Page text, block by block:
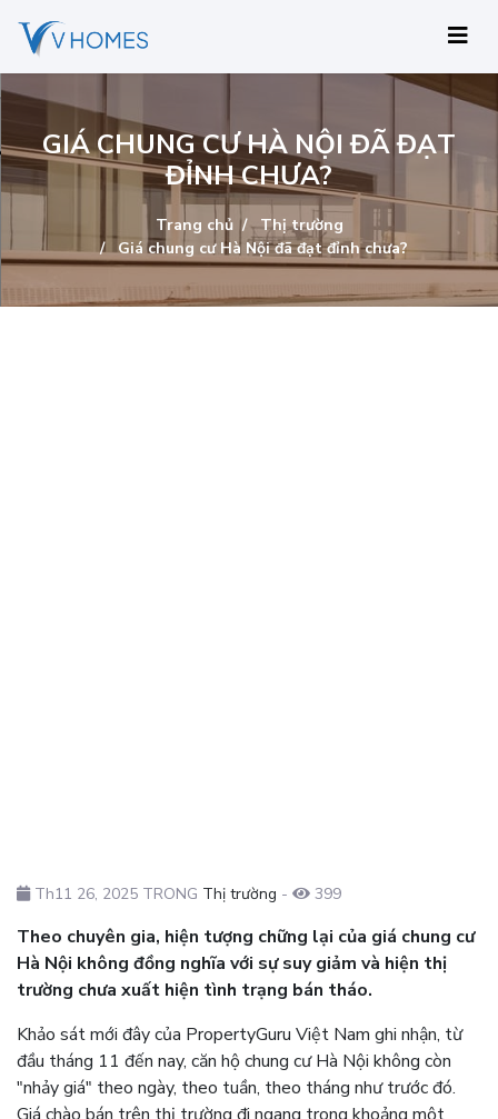
GIÁ CHUNG CƯ HÀ NỘI ĐÃ ĐẠT
ĐỈNH CHƯA?
Trang chủ
Thị trường
Giá chung cư Hà Nội đã đạt đỉnh chưa?
Th11 26, 2025 TRONG Thị trường - 399
Theo chuyên gia, hiện tượng chững lại của giá chung cư
Hà Nội không đồng nghĩa với sự suy giảm và hiện thị
trường chưa xuất hiện tình trạng bán tháo.
Khảo sát mới đây của PropertyGuru Việt Nam ghi nhận, từ
đầu tháng 11 đến nay, căn hộ chung cư Hà Nội không còn
"nhảy giá" theo ngày, theo tuần, theo tháng như trước đó.